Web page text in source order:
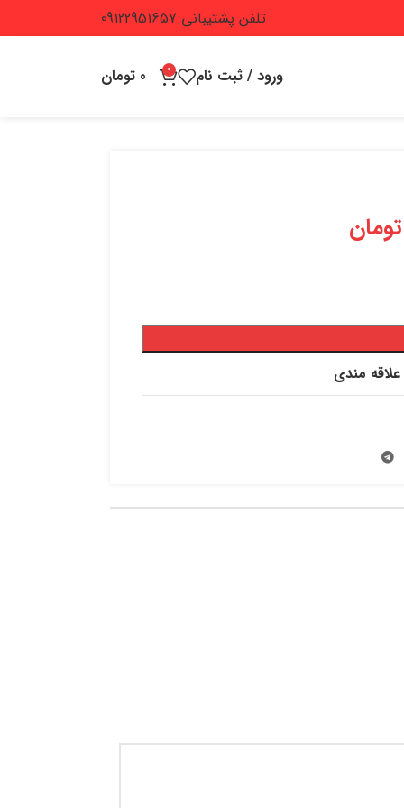
تلفن پشتیبانی 09122951657
ورود / ثبت نام 0
0 تومان
تومان
مندی